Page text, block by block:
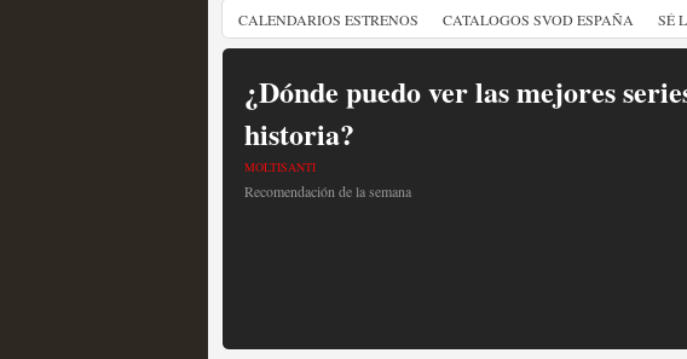
CALENDARIOS ESTRENOS CATALOGOS SVOD ESPAÑA SÉ
¿Dónde puedo ver las mejores
historia?
MOLTISANTI
Recomendación de la semana